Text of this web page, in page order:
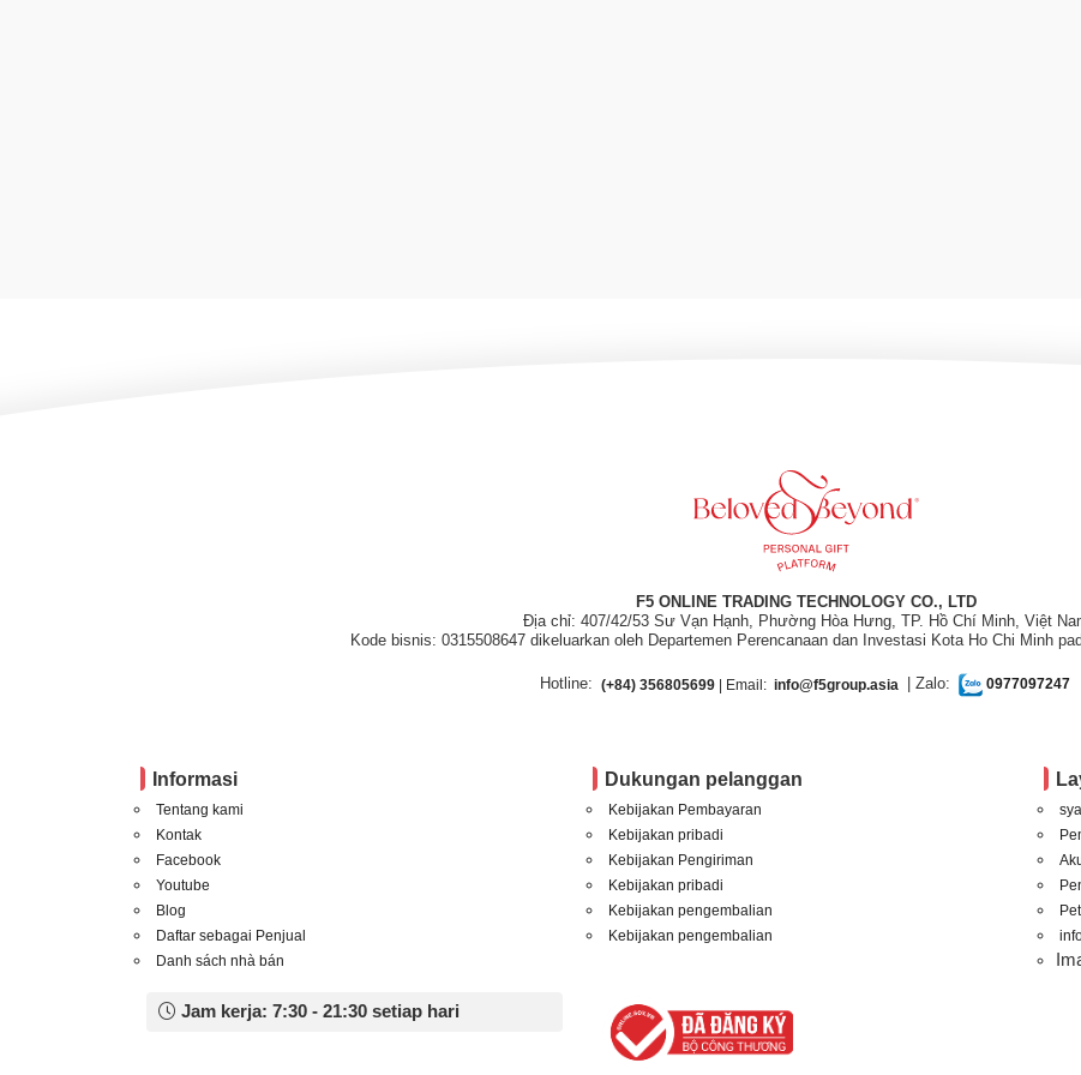
F5 ONLINE TRADING TECHNOLOGY CO., LTD
Địa chỉ: 407/42/53 Sư Vạn Hạnh, Phường Hòa Hưng, TP. Hồ Chí Minh, Việt
Kode bisnis: 0315508647 dikeluarkan oleh Departemen Perencanaan dan Investasi Kota Ho Chi Minh
Hotline: (+84) 356805699| Email: info@f5group.asia | Zalo: 0977097247
Informasi
Tentang kami
Kontak
Facebook
Youtube
Blog
Daftar sebagai Penjual
Danh sách nhà bán
Dukungan pelanggan
Kebijakan Pembayaran
Kebijakan pribadi
Kebijakan Pengiriman
Kebijakan pribadi
Kebijakan pengembalian
Kebijakan pengembalian
Jam kerja: 7:30 - 21:30 setiap hari